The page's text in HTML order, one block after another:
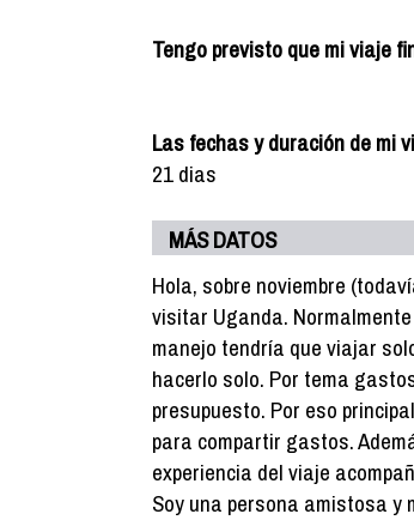
Tengo previsto que mi viaje
Las fechas y duración de mi
21 dias
MÁS DATOS
Hola, sobre noviembre
visitar Uganda.
manejo tendría que viajar
hacerlo solo. Por tema
presupuesto. Por eso
para compartir gastos.
experiencia del viaje
Soy una persona amistosa y